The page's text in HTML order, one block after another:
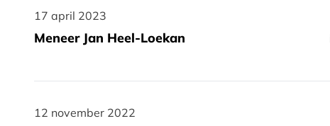
17 april 2023
17 april 2023
Meneer Jan Heel-Loekan
12 november 2022
12 november 2022